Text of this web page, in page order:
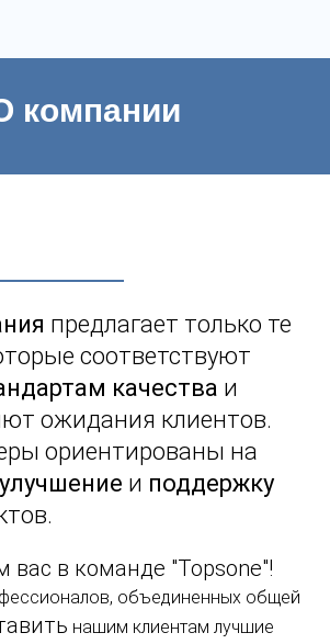
компании
качестваи
ожидания клиентов.
ориентированы на
улучшениеиподдержку
вас в команде "Topsone"!
нашим клиентам лучшие
в 2022 году,